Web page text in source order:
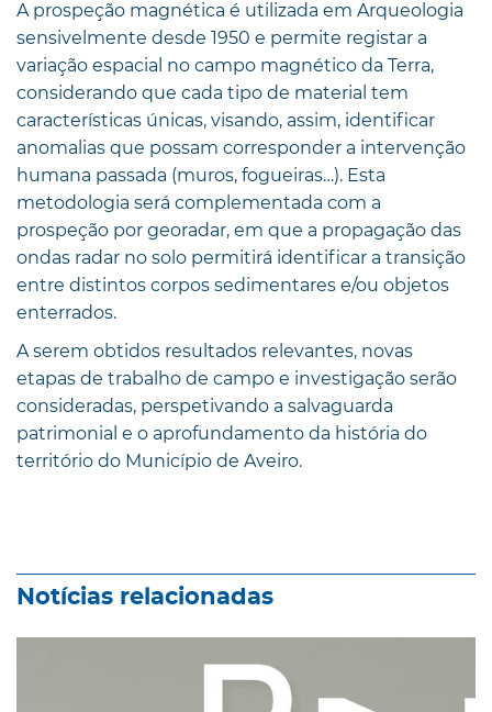
A prospeção magnética é utilizada em Arqueologia
sensivelmente desde 1950 e permite registar a
variação espacial no campo magnético da Terra,
considerando que cada tipo de material tem
características únicas, visando, assim, identificar
anomalias que possam corresponder a intervenção
humana passada (muros, fogueiras…). Esta
metodologia será complementada com a
prospeção por georadar, em que a propagação das
ondas radar no solo permitirá identificar a transição
entre distintos corpos sedimentares e/ou objetos
enterrados.
A serem obtidos resultados relevantes, novas
etapas de trabalho de campo e investigação serão
consideradas, perspetivando a salvaguarda
patrimonial e o aprofundamento da história do
território do Município de Aveiro.
Notícias relacionadas